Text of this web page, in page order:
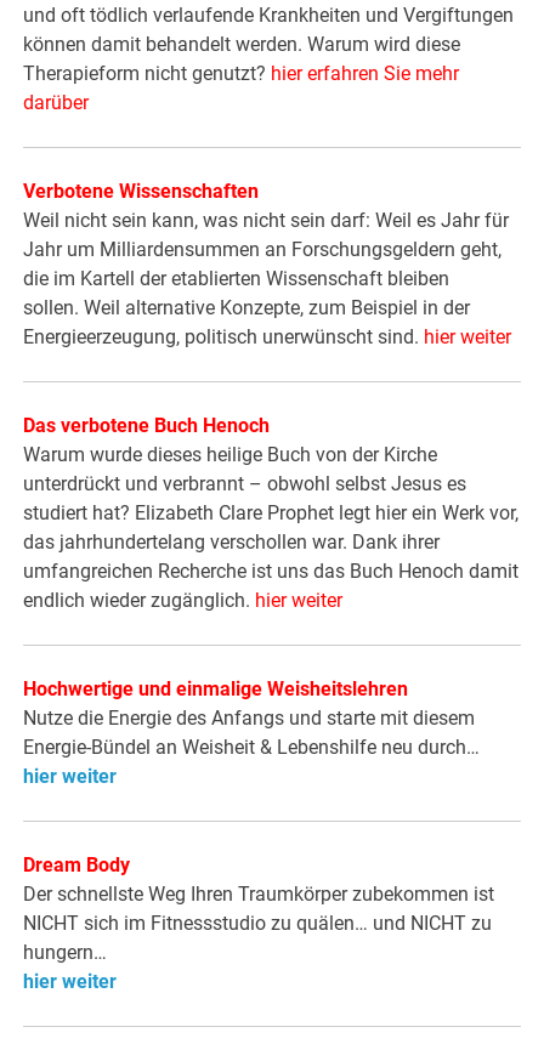
und oft tödlich verlaufende Krankheiten und Vergiftungen
können damit behandelt werden. Warum wird diese
Therapieform nicht genutzt? hier erfahren Sie mehr
darüber
Verbotene Wissenschaften
Weil nicht sein kann, was nicht sein darf: Weil es Jahr für
Jahr um Milliardensummen an Forschungsgeldern geht,
die im Kartell der etablierten Wissenschaft bleiben
sollen. Weil alternative Konzepte, zum Beispiel in der
Energieerzeugung, politisch unerwünscht sind. hier weiter
Das verbotene Buch Henoch
Warum wurde dieses heilige Buch von der Kirche
unterdrückt und verbrannt – obwohl selbst Jesus es
studiert hat? Elizabeth Clare Prophet legt hier ein Werk vor,
das jahrhundertelang verschollen war. Dank ihrer
umfangreichen Recherche ist uns das Buch Henoch damit
endlich wieder zugänglich. hier weiter
Hochwertige und einmalige Weisheitslehren
Nutze die Energie des Anfangs und starte mit diesem
Energie-Bündel an Weisheit & Lebenshilfe neu durch…
hier weiter
Dream Body
Der schnellste Weg Ihren Traumkörper zubekommen ist
NICHT sich im Fitnessstudio zu quälen… und NICHT zu
hungern…
hier weiter